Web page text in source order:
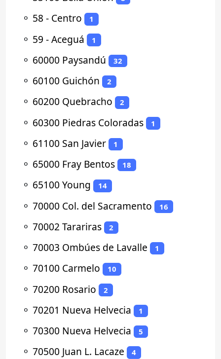
⚬ 58 - Centro 1
⚬ 59 - Aceguá 1
⚬ 60000 Paysandú 32
⚬ 60100 Guichón 2
⚬ 60200 Quebracho 2
⚬ 60300 Piedras Coloradas 1
⚬ 61100 San Javier 1
⚬ 65000 Fray Bentos 18
⚬ 65100 Young 14
⚬ 70000 Col. del Sacramento 16
⚬ 70002 Tarariras 2
⚬ 70003 Ombúes de Lavalle 1
⚬ 70100 Carmelo 10
⚬ 70200 Rosario 2
⚬ 70201 Nueva Helvecia 1
⚬ 70300 Nueva Helvecia 5
⚬ 70500 Juan L. Lacaze 4